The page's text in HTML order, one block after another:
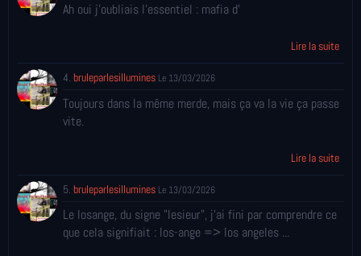
Ah oui j'oubliais l'essentiel : mafia d'
Lire la suite
4. bruleparlesillumines Le 13/03/2026
Toujours dans la même merde, mais ça va la vie ça passe
vite.
Lire la suite
5. bruleparlesillumines Le 13/03/2026
Le losange, du signe "lesieur", j'ai fini par comprendre ce
que cela signifiait : los-ange => los angeles ...